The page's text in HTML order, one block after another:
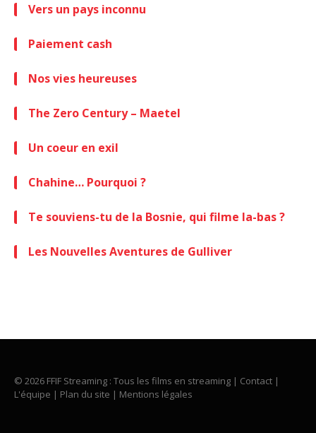
Vers un pays inconnu
Paiement cash
Nos vies heureuses
The Zero Century – Maetel
Un coeur en exil
Chahine… Pourquoi ?
Te souviens-tu de la Bosnie, qui filme la-bas ?
Les Nouvelles Aventures de Gulliver
© 2026 FFIF Streaming : Tous les films en streaming | Contact |
L'équipe | Plan du site | Mentions légales